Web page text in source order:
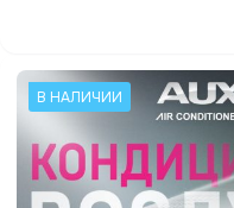
В НАЛИЧИИ